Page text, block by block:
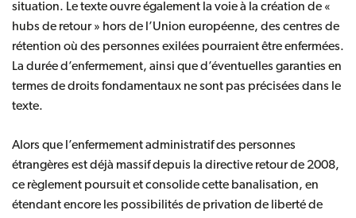
situation. Le texte ouvre également la voie à la création de «
hubs de retour » hors de l’Union européenne, des centres de
rétention où des personnes exilées pourraient être enfermées.
La durée d’enfermement, ainsi que d’éventuelles garanties en
termes de droits fondamentaux ne sont pas précisées dans le
texte.
Alors que l’enfermement administratif des personnes
étrangères est déjà massif depuis la directive retour de 2008,
ce règlement poursuit et consolide cette banalisation, en
étendant encore les possibilités de privation de liberté de